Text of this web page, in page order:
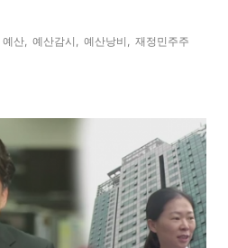
예산 예산감시 예산낭비
재정민주주